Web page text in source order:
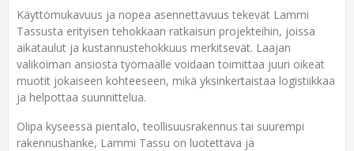
Käyttömukavuus ja nopea asennettavuus tekevät Lammi
Tassusta erityisen tehokkaan ratkaisun projekteihin, joissa
aikataulut ja kustannustehokkuus merkitsevät. Laajan
valikoiman ansiosta työmaalle voidaan toimittaa juuri oikeat
muotit jokaiseen kohteeseen, mikä yksinkertaistaa logistiikkaa
ja helpottaa suunnittelua.
Olipa kyseessä pientalo, teollisuusrakennus tai suurempi
rakennushanke, Lammi Tassu on luotettava ja